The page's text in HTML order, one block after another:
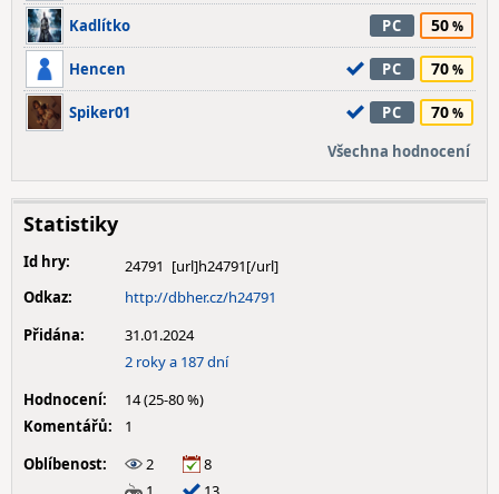
Kadlítko PC 50
Hencen PC 70
Spiker01 PC 70
Všechna hodnocení
Statistiky
Id hry:
24791
Odkaz:
http://dbher.cz/h24791
Přidána:
31.01.2024
2 roky a 187 dní
Hodnocení:
14 (25-80 %)
Komentářů:
1
Oblíbenost:
2
8